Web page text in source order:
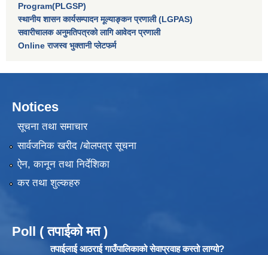
Program(PLGSP)
स्थानीय शासन कार्यसम्पादन मूल्याङ्कन प्रणाली (LGPAS)
सवारीचालक अनुमतिपत्रको लागि आवेदन प्रणाली
Online राजस्व भुक्तानी प्लेटफर्म
Notices
सूचना तथा समाचार
सार्वजनिक खरीद /बोलपत्र सूचना
ऐन, कानून तथा निर्देशिका
कर तथा शुल्कहरु
Poll ( तपाईको मत )
तपाईलाई आठराई गाउँपालिकाको सेवाप्रवाह कस्तो लाग्यो?